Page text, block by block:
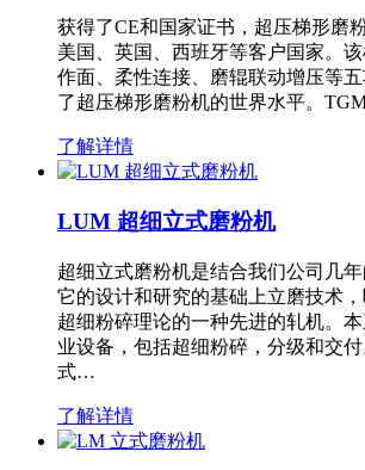
获得了CE和国家证书，超压梯形磨
美国、英国、西班牙等客户国家。
作面、柔性连接、磨辊联动增压等
了超压梯形磨粉机的世界水平。
了解详情
LUM 超细立式磨粉机
超细立式磨粉机是结合我们公司几年
它的设计和研究的基础上立磨技术
超细粉碎理论的一种先进的轧机。
业设备，包括超细粉碎，分级和交
式…
了解详情